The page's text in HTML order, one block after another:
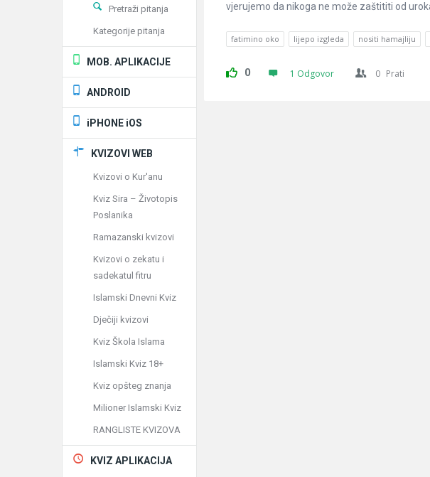
vjerujemo da nikoga ne može zaštititi od
fatimino oko lijepo izgleda nositi hamajliju
0 1 Odgovor 0 Prati
Pretraži pitanja
Kategorije pitanja
MOB. APLIKACIJE
ANDROID
iPHONE iOS
KVIZOVI WEB
Kvizovi o Kur'anu
Kviz Sira – Životopis
Poslanika
Ramazanski kvizovi
Kvizovi o zekatu i
sadekatul fitru
Islamski Dnevni Kviz
Dječiji kvizovi
Kviz Škola Islama
Islamski Kviz 18+
Kviz opšteg znanja
Milioner Islamski Kviz
RANGLISTE KVIZOVA
KVIZ APLIKACIJA